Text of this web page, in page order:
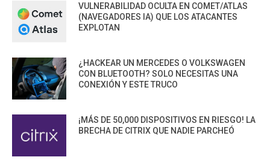
VULNERABILIDAD OCULTA EN COMET/ATLAS
(NAVEGADORES IA) QUE LOS ATACANTES
EXPLOTAN
¿HACKEAR UN MERCEDES O VOLKSWAGEN
CON BLUETOOTH? SOLO NECESITAS UNA
CONEXIÓN Y ESTE TRUCO
¡MÁS DE 50,000 DISPOSITIVOS EN RIESGO! LA
BRECHA DE CITRIX QUE NADIE PARCHEÓ